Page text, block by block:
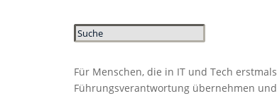
Für Menschen, die in IT und Tech erstmals
Führungsverantwortung übernehmen und